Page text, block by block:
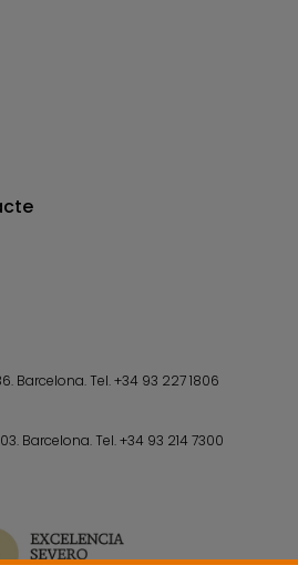
Barcelona.Tel.+34 93 227 1806
Barcelona.Tel.+34 93 214 7300